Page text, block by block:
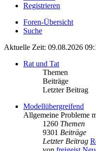
Registrieren
Foren-Übersicht
Suche
Aktuelle Zeit: 09.08.2026
Rat und Tat
Themen
Beiträge
Letzter Beitrag
Modellübergreifend
Allgemeine Probleme
1260 Themen
9301 Beiträge
Letzter Beitrag